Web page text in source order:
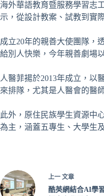
海外華語教育暨服務學習志
示，從設計教案、試教到實
成立20年的親善大使團隊，
給別人快樂，今年親善劇場
人醫菲揚於2013年成立，以
來排隊，尤其是人醫會的醫
此外，原住民族學生資源中
為主，涵蓋五專生、大學生
上一 文章
酷英網結合AI學